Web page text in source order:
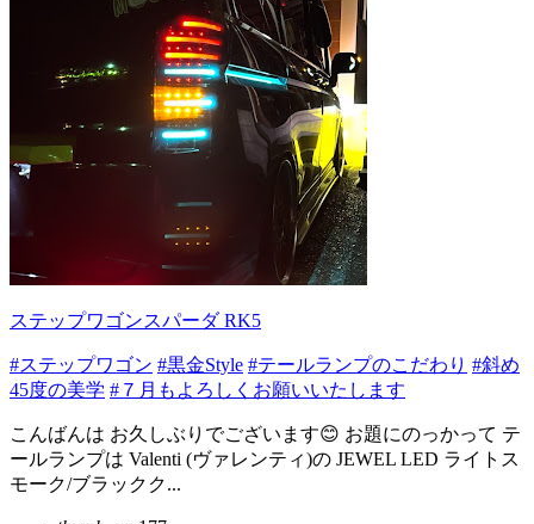
ステップワゴンスパーダ RK5
#ステップワゴン #黒金Style #テールランプのこだわり #斜め
45度の美学 #７月もよろしくお願いいたします
こんばんは お久しぶりでございます😊 お題にのっかって テ
ールランプは Valenti (ヴァレンティ)の JEWEL LED ライトス
モーク/ブラックク...